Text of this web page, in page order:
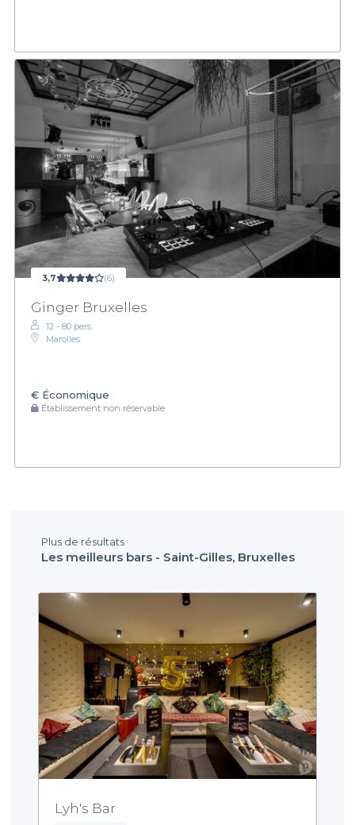
3,7 (6)
Ginger Bruxelles
12 - 80 pers.
Marolles
€ Économique
Établissement non réservable
Plus de résultats
Les meilleurs bars - Saint-Gilles, Bruxelles
Lyh's Bar